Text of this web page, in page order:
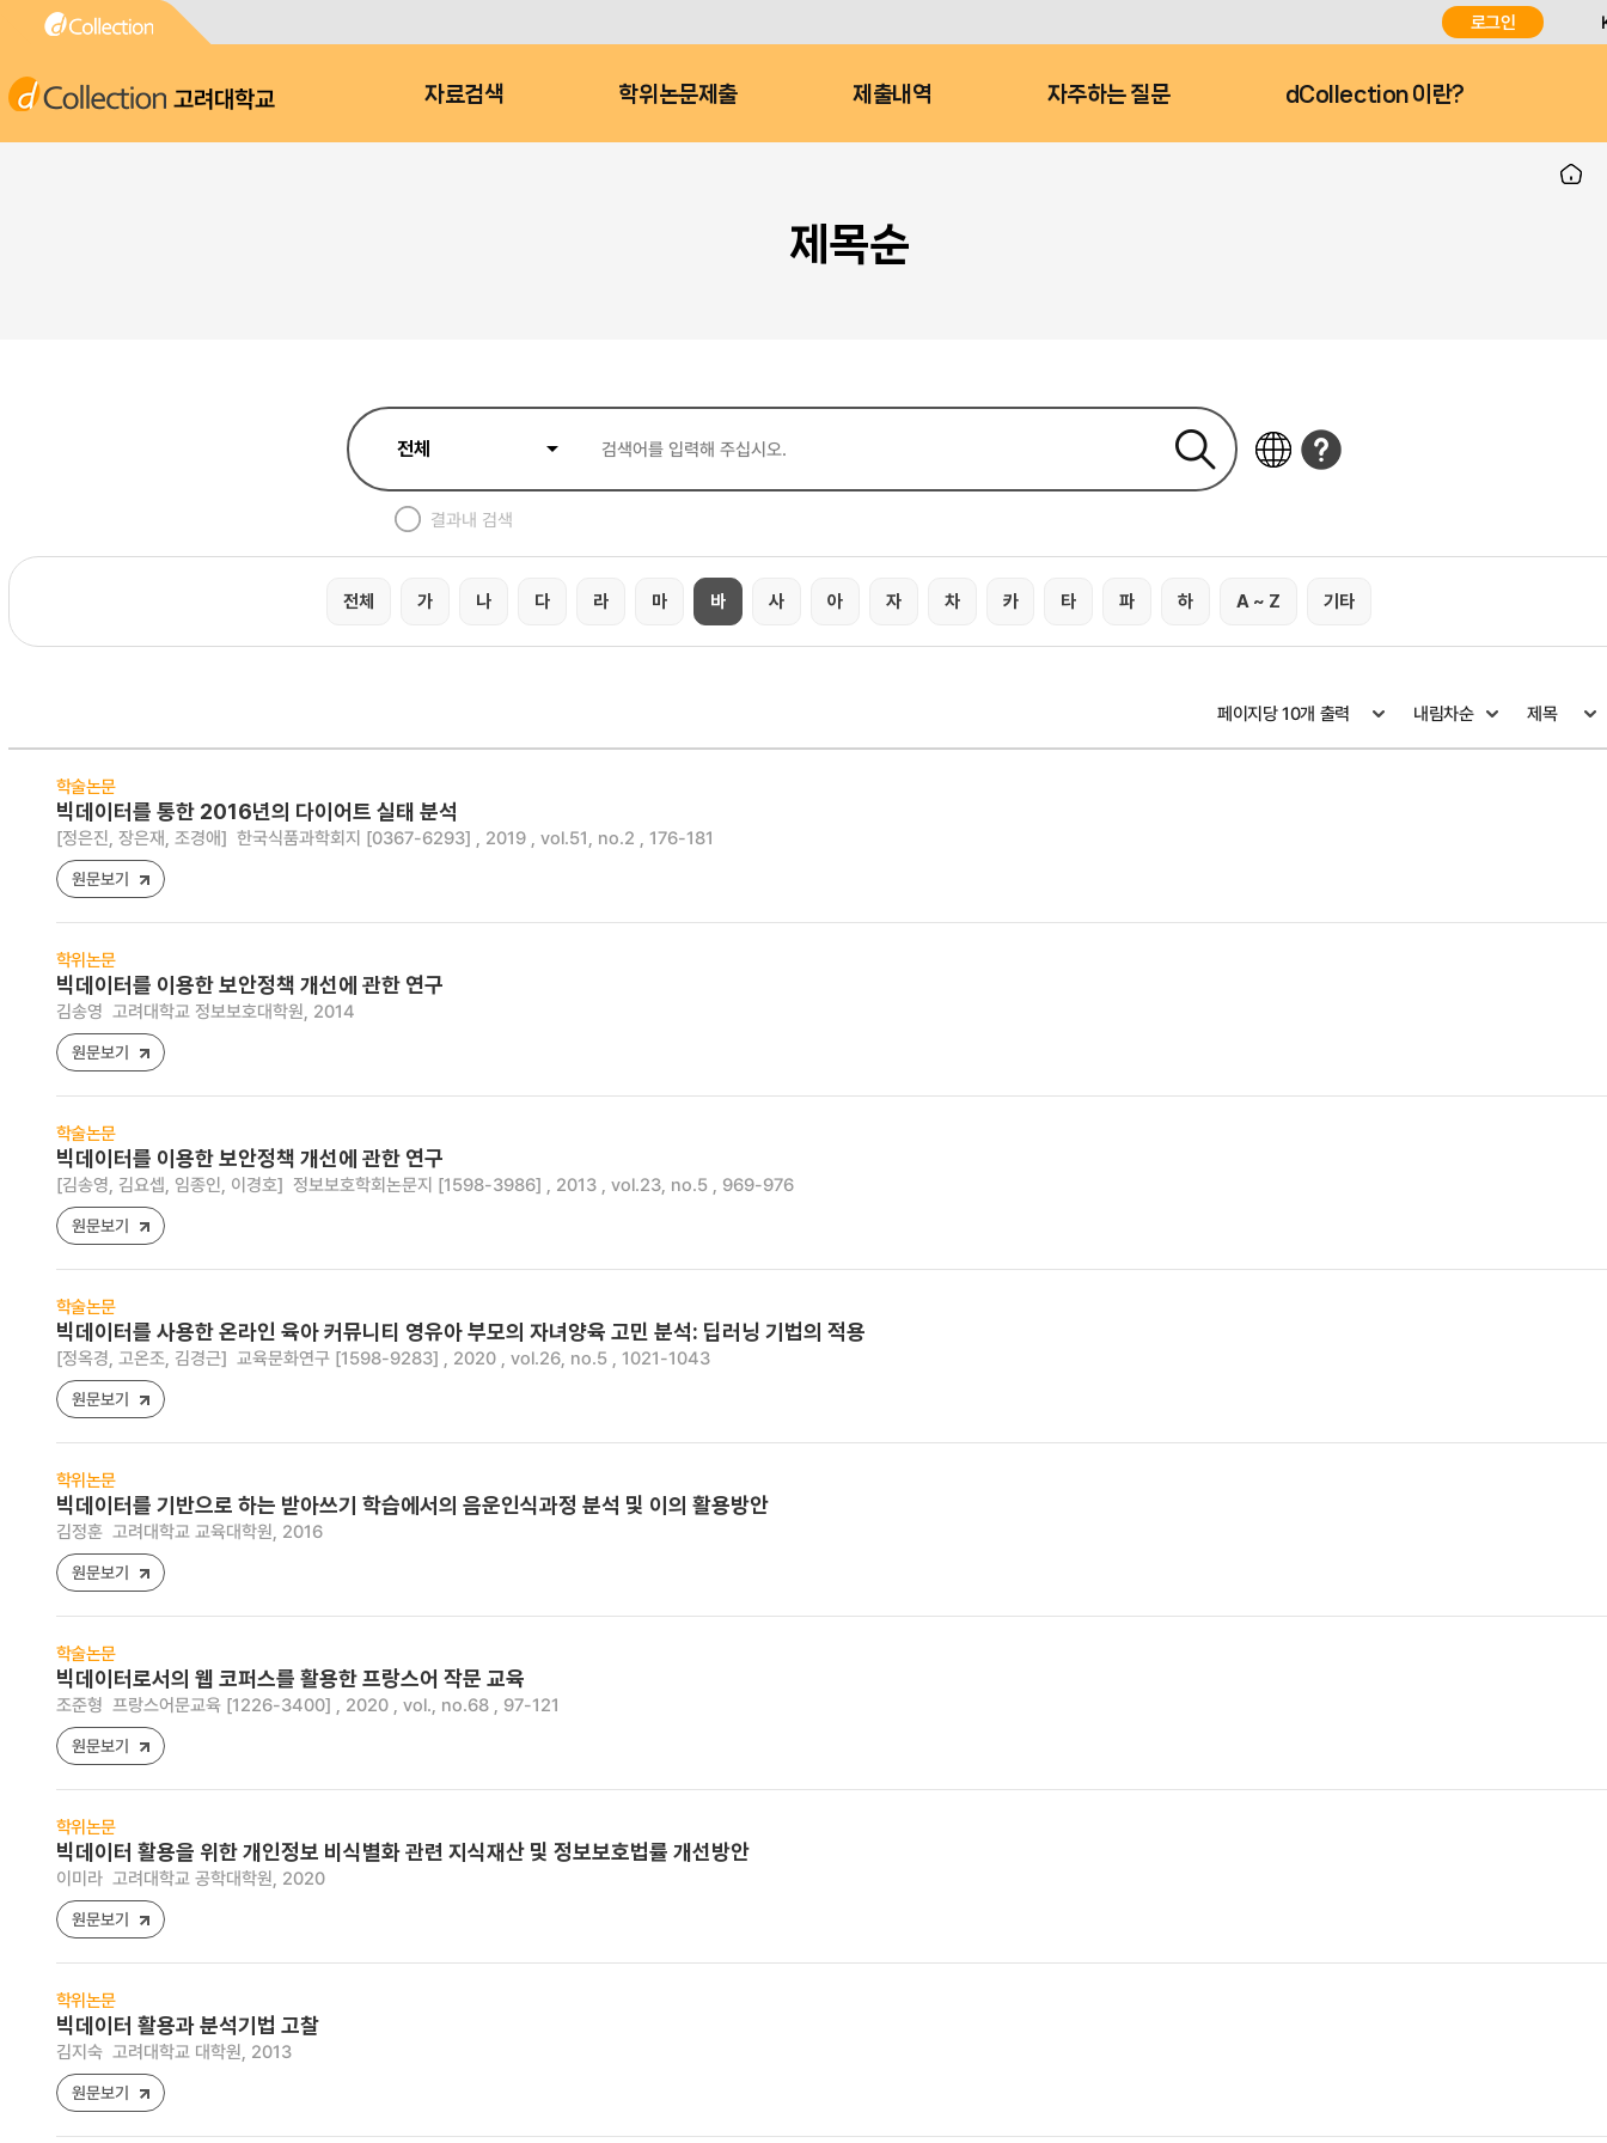
로그인
고려대학교 자료검색 학위논문제출 제출내역 자주하는 질문 dCollection 이란?
제목순
결과내 검색
전체 가 나 다 라 마 바 사 아 자 차 카 타 파 하 A ~ Z 기타
학술논문
빅데이터를 통한 2016년의 다이어트 실태 분석
[정은진, 장은재, 조경애] 한국식품과학회지 [0367-6293] , 2019 , vol.51, no.2 , 176-181
원문보기
학위논문
빅데이터를 이용한 보안정책 개선에 관한 연구
김송영 고려대학교 정보보호대학원, 2014
원문보기
학술논문
빅데이터를 이용한 보안정책 개선에 관한 연구
[김송영, 김요셉, 임종인, 이경호] 정보보호학회논문지 [1598-3986] , 2013 , vol.23, no.5 , 969-976
원문보기
학술논문
빅데이터를 사용한 온라인 육아 커뮤니티 영유아 부모의 자녀양육 고민 분석: 딥러닝 기법의 적용
[정옥경, 고온조, 김경근] 교육문화연구 [1598-9283] , 2020 , vol.26, no.5 , 1021-1043
원문보기
학위논문
빅데이터를 기반으로 하는 받아쓰기 학습에서의 음운인식과정 분석 및 이의 활용방안
김정훈 고려대학교 교육대학원, 2016
원문보기
학술논문
빅데이터로서의 웹 코퍼스를 활용한 프랑스어 작문 교육
조준형 프랑스어문교육 [1226-3400] , 2020 , vol., no.68 , 97-121
원문보기
학위논문
빅데이터 활용을 위한 개인정보 비식별화 관련 지식재산 및 정보보호법률 개선방안
이미라 고려대학교 공학대학원, 2020
원문보기
학위논문
빅데이터 활용과 분석기법 고찰
김지숙 고려대학교 대학원, 2013
원문보기